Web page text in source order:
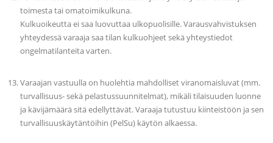
toimesta tai omatoimikulkuna.
Kulkuoikeutta ei saa luovuttaa ulkopuolisille. Varausvahvistuksen
yhteydessä varaaja saa tilan kulkuohjeet sekä yhteystiedot
ongelmatilanteita varten.
Varaajan vastuulla on huolehtia mahdolliset viranomaisluvat (mm.
turvallisuus- sekä pelastussuunnitelmat), mikäli tilaisuuden luonne
ja kävijämäärä sitä edellyttävät. Varaaja tutustuu kiinteistöön ja sen
turvallisuuskäytäntöihin (PelSu) käytön alkaessa.